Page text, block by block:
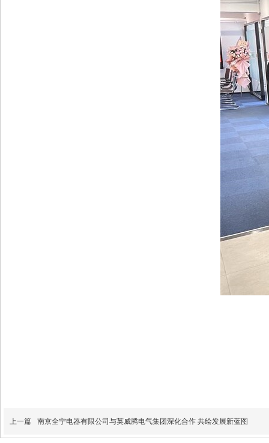
上一篇 南京全宁电器有限公司与英威腾电气集团深化合作 共绘发展新蓝图